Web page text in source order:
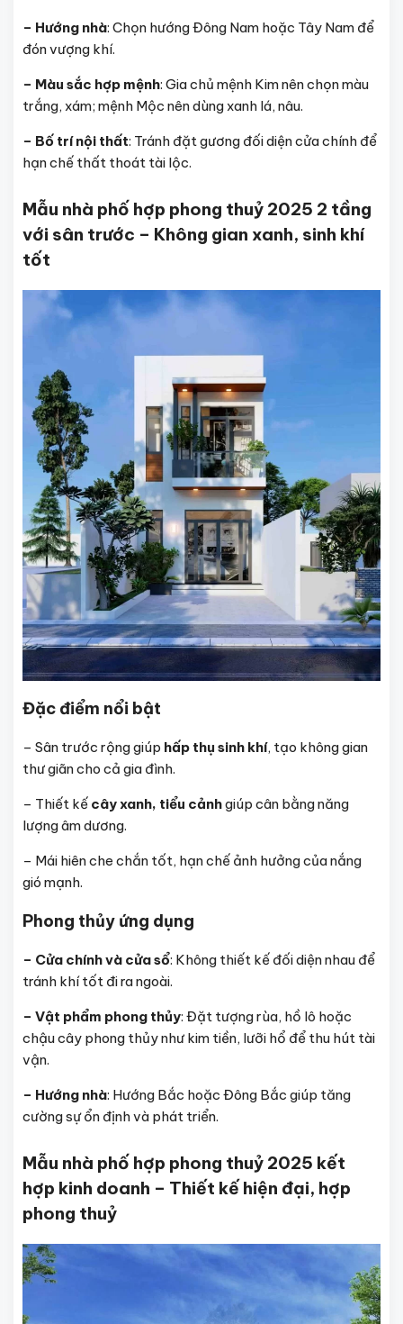
– Hướng nhà: Chọn hướng Đông Nam hoặc Tây Nam để
đón vượng khí.
– Màu sắc hợp mệnh: Gia chủ mệnh Kim nên chọn màu
trắng, xám; mệnh Mộc nên dùng xanh lá, nâu.
– Bố trí nội thất: Tránh đặt gương đối diện cửa chính để
hạn chế thất thoát tài lộc.
Mẫu nhà phố hợp phong thuỷ 2025 2 tầng
với sân trước – Không gian xanh, sinh khí
tốt
Đặc điểm nổi bật
– Sân trước rộng giúp hấp thụ sinh khí, tạo không gian
thư giãn cho cả gia đình.
– Thiết kế cây xanh, tiểu cảnhgiúp cân bằng năng
lượng âm dương.
– Mái hiên che chắn tốt, hạn chế ảnh hưởng của nắng
gió mạnh.
Phong thủy ứng dụng
– Cửa chính và cửa sổ: Không thiết kế đối diện nhau để
tránh khí tốt đi ra ngoài.
– Vật phẩm phong thủy: Đặt tượng rùa, hồ lô hoặc
chậu cây phong thủy như kim tiền, lưỡi hổ để thu hút tài
vận.
– Hướng nhà: Hướng Bắc hoặc Đông Bắc giúp tăng
cường sự ổn định và phát triển.
Mẫu nhà phố hợp phong thuỷ 2025 kết
hợp kinh doanh – Thiết kế hiện đại, hợp
phong thuỷ